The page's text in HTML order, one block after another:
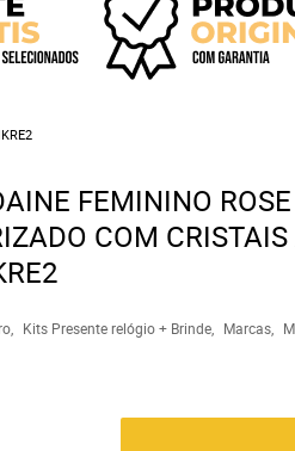
FEMININO
COM
Kits Presente relógio + Brinde Marcas